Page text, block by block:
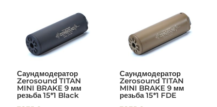
Саундмодератор
Zerosound TITAN
MINI BRAKE 9 мм
резьба 15*1 Black
Саундмодератор
Zerosound TITAN
MINI BRAKE 9 мм
резьба 15*1 FDE